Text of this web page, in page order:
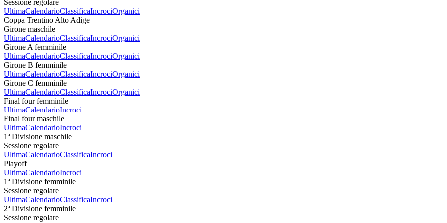
Sessione regolare
UltimaCalendarioClassificaIncrociOrganici
Coppa Trentino Alto Adige
Girone maschile
UltimaCalendarioClassificaIncrociOrganici
Girone A femminile
UltimaCalendarioClassificaIncrociOrganici
Girone B femminile
UltimaCalendarioClassificaIncrociOrganici
Girone C femminile
UltimaCalendarioClassificaIncrociOrganici
Final four femminile
UltimaCalendarioIncroci
Final four maschile
UltimaCalendarioIncroci
1ª Divisione maschile
Sessione regolare
UltimaCalendarioClassificaIncroci
Playoff
UltimaCalendarioIncroci
1ª Divisione femminile
Sessione regolare
UltimaCalendarioClassificaIncroci
2ª Divisione femminile
Sessione regolare